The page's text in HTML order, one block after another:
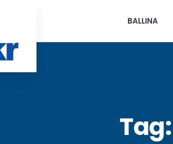
BALLINA
Tag: